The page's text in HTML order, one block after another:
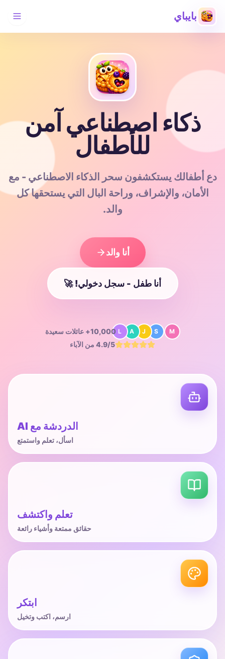
بايباي
ذكاء اصطناعي آمن
للأطفال
دع أطفالك يستكشفون سحر الذكاء الاصطناعي - مع
الأمان، والإشراف، وراحة البال التي يستحقها كل
والد.
أنا والد
أنا طفل - سجل دخولي! 🚀
M
S
J
A
L
10,000+
عائلات سعيدة
4.9/5 من الآباء
الدردشة مع AI
اسأل، تعلم واستمتع
تعلم واكتشف
حقائق ممتعة وأشياء رائعة
ابتكر
ارسم، اكتب وتخيل